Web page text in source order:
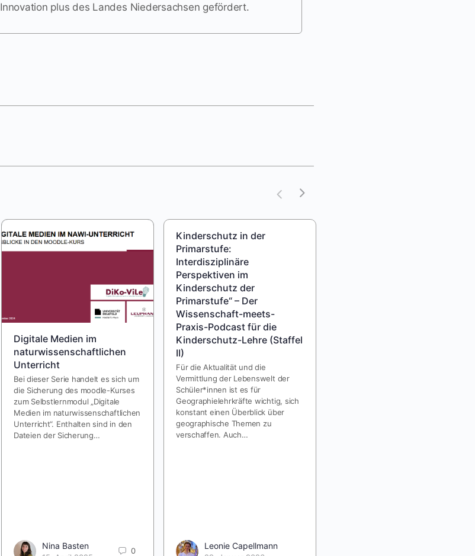
Innovation plus des Landes Niedersachsen gefördert.
Digitale Medien im
naturwissenschaftlichen
Unterricht
Bei dieser Serie handelt es sich um
die Sicherung des moodle-Kurses
zum Selbstlernmodul „Digitale
Medien im naturwissenschaftlichen
Unterricht“. Enthalten sind in den
Dateien der Sicherung…
Nina Basten
0
Kinderschutz in der
Primarstufe:
Interdisziplinäre
Perspektiven im
Kinderschutz der
Primarstufe“ – Der
Wissenschaft-meets-
Praxis-Podcast für die
Kinderschutz-Lehre (Staffel
II)
Für die Aktualität und die
Vermittlung der Lebenswelt der
Schüler*innen ist es für
Geographielehrkräfte wichtig, sich
konstant einen Überblick über
geographische Themen zu
verschaffen. Auch…
Leonie Capellmann